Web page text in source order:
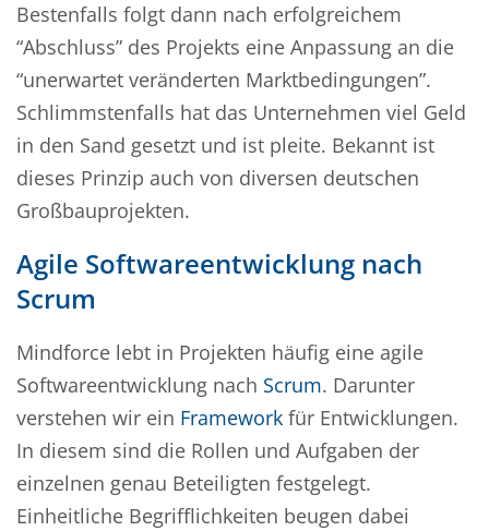
Bestenfalls folgt dann nach erfolgreichem
“Abschluss” des Projekts eine Anpassung an die
“unerwartet veränderten Marktbedingungen”.
Schlimmstenfalls hat das Unternehmen viel Geld
in den Sand gesetzt und ist pleite. Bekannt ist
dieses Prinzip auch von diversen deutschen
Großbauprojekten.
Agile Softwareentwicklung nach
Scrum
Mindforce lebt in Projekten häufig eine agile
Softwareentwicklung nach Scrum. Darunter
verstehen wir ein Framework für Entwicklungen.
In diesem sind die Rollen und Aufgaben der
einzelnen genau Beteiligten festgelegt.
Einheitliche Begrifflichkeiten beugen dabei